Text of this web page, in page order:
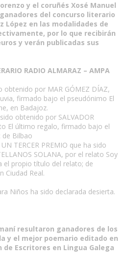
y el coruñés Xosé Manuel
del concurso literario
López en las modalidades de
por lo que recibirán
y verán publicadas sus
RADIO ALMARAZ – AMPA
obtenido por MAR GÓMEZ DÍAZ,
firmado bajo el pseudónimo El
en Badajoz.
obtenido por SALVADOR
El último regalo, firmado bajo el
Bilbao
TERCER PREMIO que ha sido
SOLANA, por el relato Soy
el propio título del relato; de
Ciudad Real.
Niños ha sido declarada desierta.
resultaron ganadores de los
y el mejor poemario editado en
de Escritores en Lingua Galega